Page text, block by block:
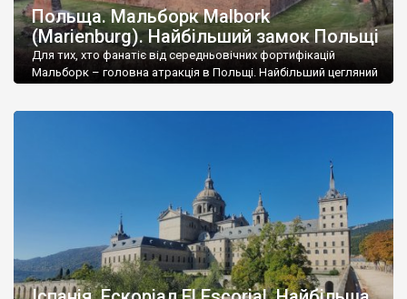
Польща. Мальборк Malbork
(Marienburg). Найбільший замок Польщі
Для тих, хто фанатіє від середньовічних фортифікацій
Мальборк – головна атракція в Польщі. Найбільший цегляний
річки Ногат – від замку, який стоїть на правому, покладено